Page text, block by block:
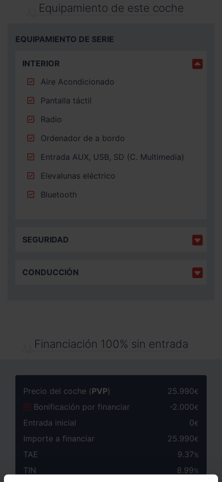
Equipamiento de este coche
EQUIPAMIENTO DE SERIE
INTERIOR
Aire Acondicionado
Pantalla táctil
Radio
Ordenador de a bordo
Entrada AUX, USB, SD (C. Multimedia)
Elevalunas eléctrico
Bluetooth
SEGURIDAD
CONDUCCIÓN
Financiación 100% sin entrada
Precio del coche (PVP) 25.990€
Bonificación por financiar -2.000€
Entrada inicial 0€
Importe a financiar 25.990€
TAE 9.37%
TIN 8.99%